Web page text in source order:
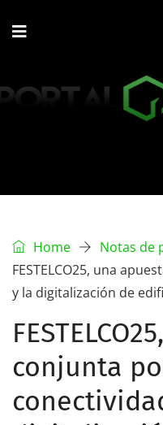
Home
Notas de
FESTELCO25, una
y la digitalización de
conjunta